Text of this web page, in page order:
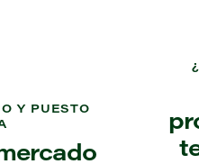
Y PUESTO